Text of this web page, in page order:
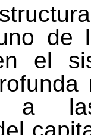
de
el
a